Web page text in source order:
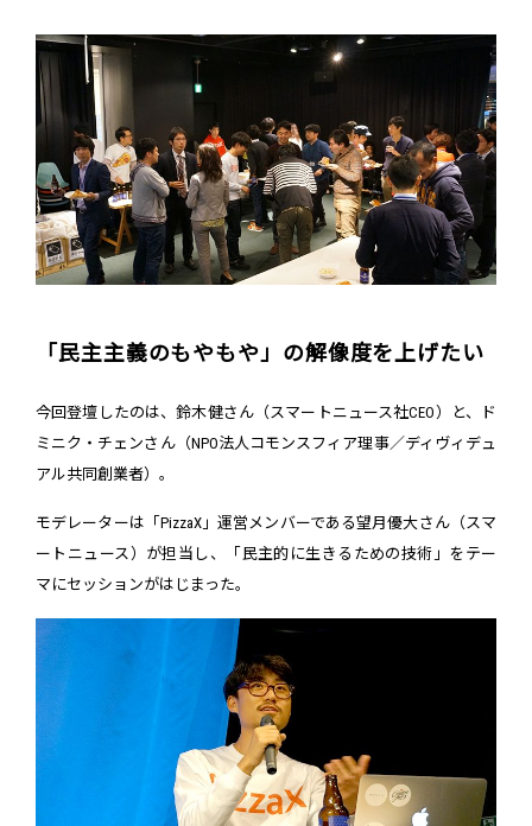
「民主主義のもやもや」の解像度を上げたい
今回登壇したのは、鈴木健さん（スマートニュース社CEO）と、ド
ミニク・チェンさん（NPO法人コモンスフィア理事／ディヴィデュ
アル共同創業者）。
モデレーターは「PizzaX」運営メンバーである望月優大さん（スマ
ートニュース）が担当し、「民主的に生きるための技術」をテー
マにセッションがはじまった。